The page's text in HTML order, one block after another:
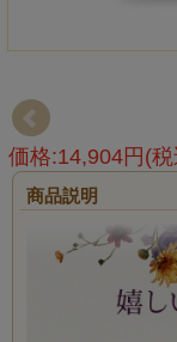
価格:14,904円(税
商品説明